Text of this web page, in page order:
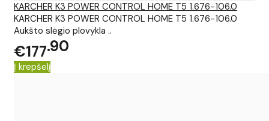
KARCHER K3 POWER CONTROL HOME T5 1.676-106.0
KARCHER K3 POWER CONTROL HOME T5 1.676-106.0
Aukšto slėgio plovykla ..
€177 90
Į krepšelį